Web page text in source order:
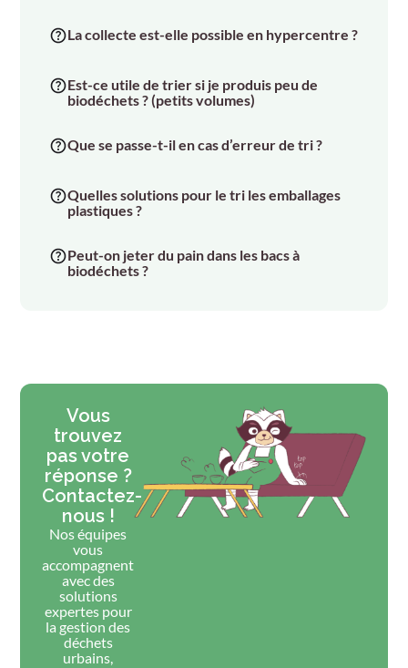
La collecte est-elle possible en hypercentre ?
Est-ce utile de trier si je produis peu de
biodéchets ? (petits volumes)
Que se passe-t-il en cas d’erreur de tri ?
Quelles solutions pour le tri les emballages
plastiques ?
Peut-on jeter du pain dans les bacs à
biodéchets ?
Vous
trouvez
pas votre
réponse ?
Contactez-
nous !
Nos équipes
vous
accompagnent
avec des
solutions
expertes pour
la gestion des
déchets
urbains,